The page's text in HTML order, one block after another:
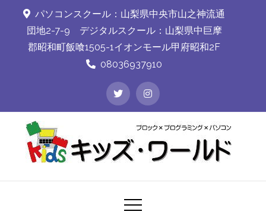
content
パソコンスクール：山梨県中央市山之神流通
団地2-7-9 デジタルスクール：山梨県中巨摩
郡昭和町飯喰1505-1イオンモール甲府昭和2F
08036937910
kidsworld
ブロック×プログラミング×パソコン